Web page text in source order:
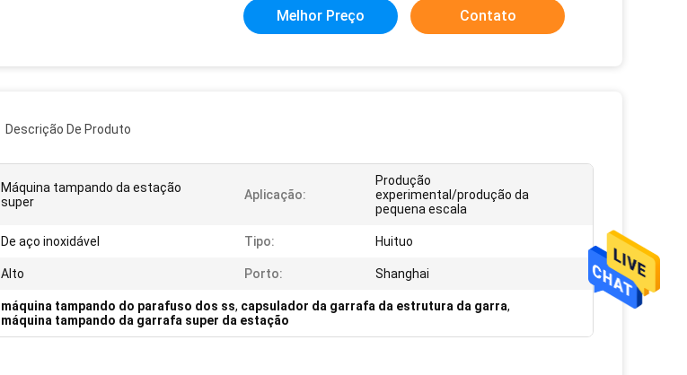
Melhor Preço Contato
Descrição De Produto
Máquina tampando da estação
super
Aplicação:
Produção
experimental/produção da
pequena escala
De aço inoxidável Tipo: Huituo
Alto Porto: Shanghai
máquina tampando do parafuso dos ss, capsulador da garrafa da estrutura da garra,
máquina tampando da garrafa super da estação